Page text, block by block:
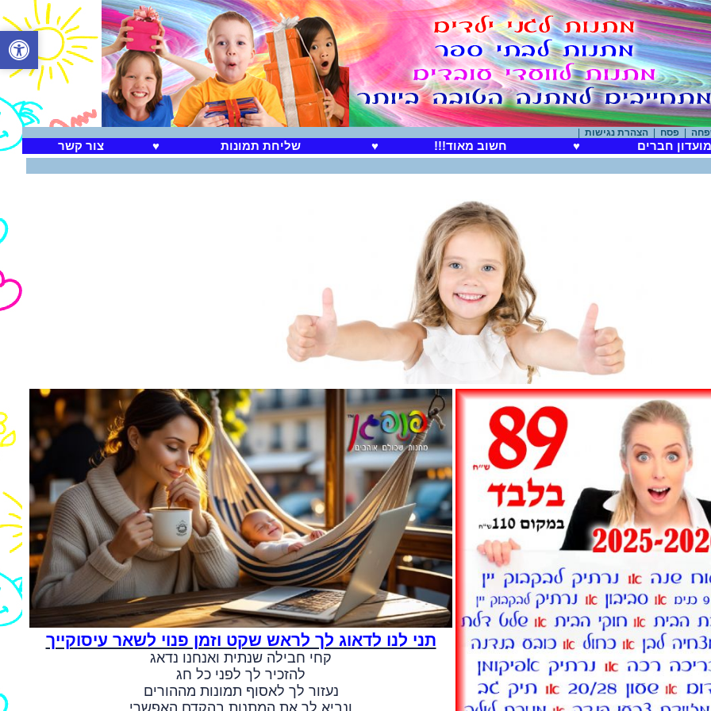
פסח |הצהרת נגישות|
מועדון חברים ♥ חשוב מאוד!!! ♥ שליחת תמונות ♥ צור קשר
תני לנו לדאוג לך לראש שקט וזמן פנוי לשאר עיסוקייך
קחי חבילה שנתית ואנחנו נדאג
להזכיר לך לפני כל חג
נעזור לך לאסוף תמונות מההורים